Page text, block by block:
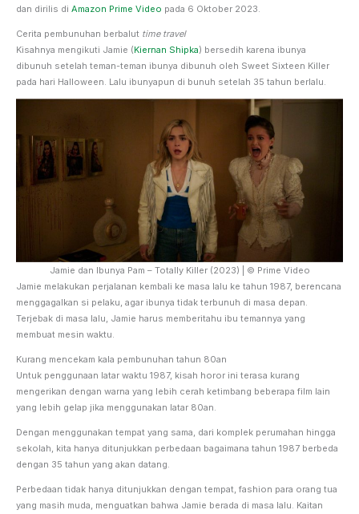
dan dirilis di Amazon Prime Video pada 6 Oktober 2023.
Cerita pembunuhan berbalut time travel
Kisahnya mengikuti Jamie (Kiernan Shipka) bersedih karena ibunya
dibunuh setelah teman-teman ibunya dibunuh oleh Sweet Sixteen Killer
pada hari Halloween. Lalu ibunyapun di bunuh setelah 35 tahun berlalu.
Jamie dan Ibunya Pam – Totally Killer (2023) | © Prime Video
Jamie melakukan perjalanan kembali ke masa lalu ke tahun 1987, berencana
menggagalkan si pelaku, agar ibunya tidak terbunuh di masa depan.
Terjebak di masa lalu, Jamie harus memberitahu ibu temannya yang
membuat mesin waktu.
Kurang mencekam kala pembunuhan tahun 80an
Untuk penggunaan latar waktu 1987, kisah horor ini terasa kurang
mengerikan dengan warna yang lebih cerah ketimbang beberapa film lain
yang lebih gelap jika menggunakan latar 80an.
Dengan menggunakan tempat yang sama, dari komplek perumahan hingga
sekolah, kita hanya ditunjukkan perbedaan bagaimana tahun 1987 berbeda
dengan 35 tahun yang akan datang.
Perbedaan tidak hanya ditunjukkan dengan tempat, fashion para orang tua
yang masih muda, menguatkan bahwa Jamie berada di masa lalu. Kaitan